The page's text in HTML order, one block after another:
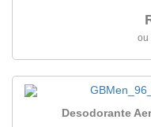
ou
Desodorante